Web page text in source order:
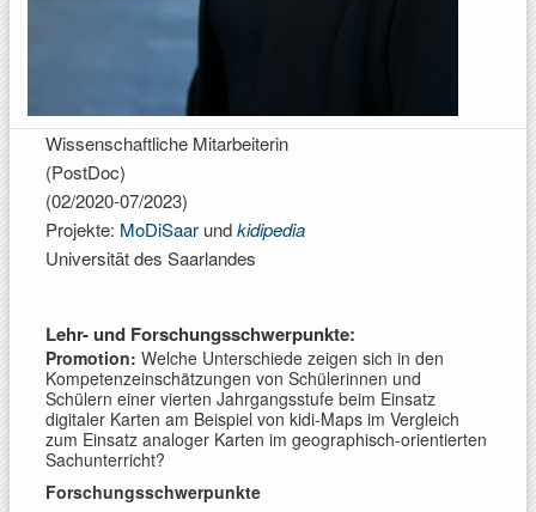
Wissenschaftliche Mitarbeiterin
(PostDoc)
(02/2020-07/2023)
Projekte: MoDiSaar undkidipedia
Universität des Saarlandes
Lehr- und Forschungsschwerpunkte:
Promotion: Welche Unterschiede zeigen sich in den
Kompetenzeinschätzungen von Schülerinnen und
Schülern einer vierten Jahrgangsstufe beim Einsatz
digitaler Karten am Beispiel von kidi-Maps im Vergleich
zum Einsatz analoger Karten im geographisch-orientierten
Sachunterricht?
Forschungsschwerpunkte